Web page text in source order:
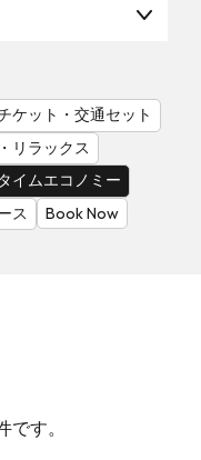
ケット・交通セット
リラックス
イムエコノミー
ス Book Now
す。